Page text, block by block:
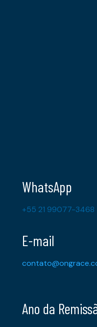
WhatsApp
+55 21 99077-3468
E-mail
Ano da